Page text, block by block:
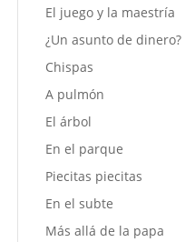
El juego y la maestría
¿Un asunto de dinero?
Chispas
A pulmón
El árbol
En el parque
Piecitas piecitas
En el subte
Más allá de la papa